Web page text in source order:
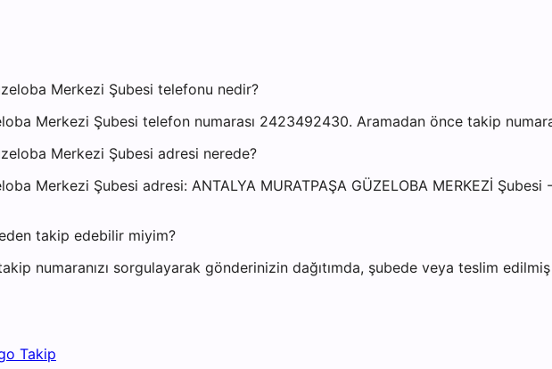
Merkezi Şubesi telefonu nedir?
Merkezi Şubesi telefon numarası 2423492430. Aramadan önce takip
Merkezi Şubesi adresi nerede?
Merkezi Şubesi adresi: ANTALYA MURATPAŞA GÜZELOBA MERKEZİ Şubesi
takip edebilir miyim?
numaranızı sorgulayarak gönderinizin dağıtımda, şubede veya teslim
Takip